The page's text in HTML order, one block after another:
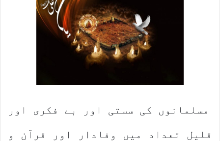
مسلمانوں کی سستی اور بے فکری اور
قلیل تعداد میں وفادار اور قرآن و